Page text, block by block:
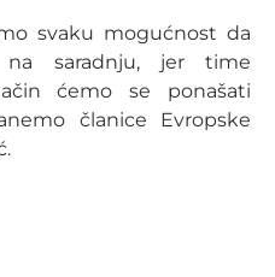
svaku mogućnost da
na saradnju, jer time
ćemo se ponašati
članice Evropske